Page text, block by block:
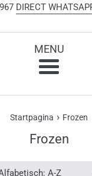
DIRECT
MENU
Startpagina › Frozen
Frozen